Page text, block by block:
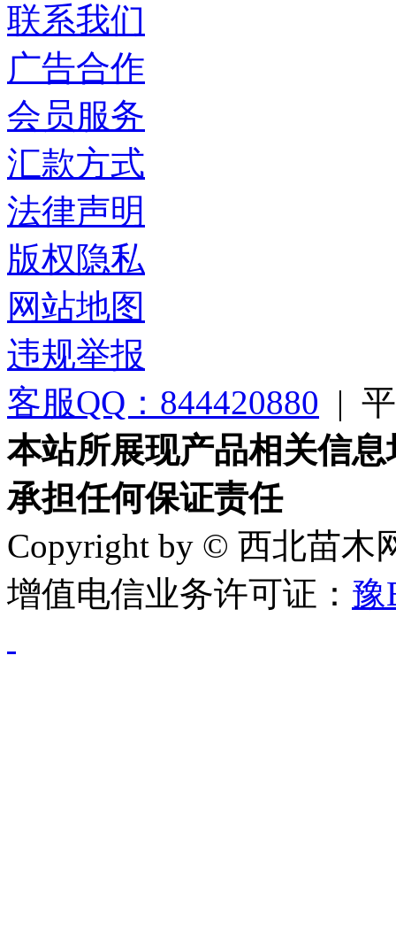
联系我们
广告合作
会员服务
汇款方式
法律声明
版权隐私
网站地图
违规举报
客服QQ：844420880 |
本站所展现产品相关信
承担任何保证责任
Copyright by © 西北苗木
增值电信业务许可证： 豫